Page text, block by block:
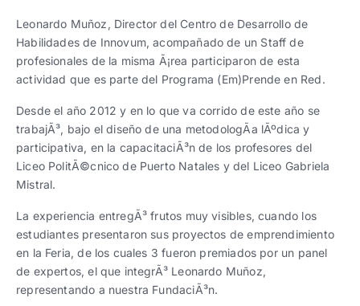
Ver todo
Español English
Español English
Español English
progresivos de gestión
Ver todos
Español English
Español English
Español English
Leonardo Muñoz, Director del Centro de Desarrollo de
Habilidades de Innovum, acompañado de un Staff de
profesionales de la misma Ã¡rea participaron de esta
actividad que es parte del Programa (Em)Prende en Red.
Desde el año 2012 y en lo que va corrido de este año se
trabajÃ³, bajo el diseño de una metodologÃ­a lÃºdica y
participativa, en la capacitaciÃ³n de los profesores del
Liceo PolitÃ©cnico de Puerto Natales y del Liceo Gabriela
Mistral.
La experiencia entregÃ³ frutos muy visibles, cuando los
estudiantes presentaron sus proyectos de emprendimiento
en la Feria, de los cuales 3 fueron premiados por un panel
de expertos, el que integrÃ³ Leonardo Muñoz,
representando a nuestra FundaciÃ³n.